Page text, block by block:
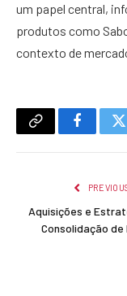
um papel central,
produtos como
contexto de
Copy
Aquisições e
Consolidação de